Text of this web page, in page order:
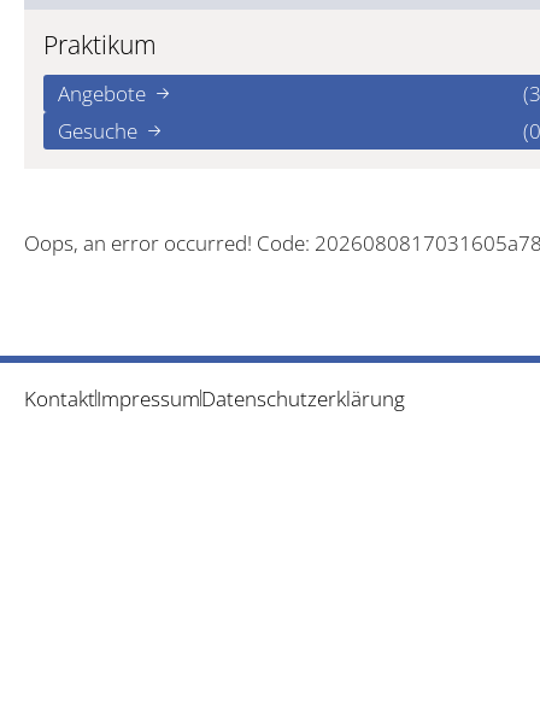
Praktikum
Angebote
Gesuche
Oops, an error occurred! Code:
KontaktImpressumDatenschutzerklärung